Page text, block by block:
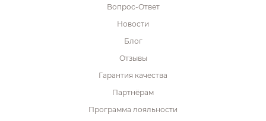
Вопрос-Ответ
Новости
Блог
Отзывы
Гарантия качества
Партнёрам
Программа лояльности